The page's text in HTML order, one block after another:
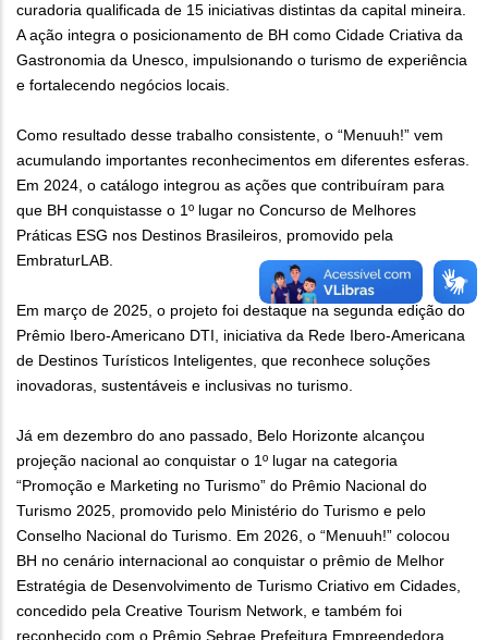
curadoria qualificada de 15 iniciativas distintas da capital mineira.
A ação integra o posicionamento de BH como Cidade Criativa da
Gastronomia da Unesco, impulsionando o turismo de experiência
e fortalecendo negócios locais.
Como resultado desse trabalho consistente, o “Menuuh!” vem
acumulando importantes reconhecimentos em diferentes esferas.
Em 2024, o catálogo integrou as ações que contribuíram para
que BH conquistasse o 1º lugar no Concurso de Melhores
Práticas ESG nos Destinos Brasileiros, promovido pela
EmbraturLAB.
Em março de 2025, o projeto foi destaque na segunda edição do
Prêmio Ibero-Americano DTI, iniciativa da Rede Ibero-Americana
de Destinos Turísticos Inteligentes, que reconhece soluções
inovadoras, sustentáveis e inclusivas no turismo.
Já em dezembro do ano passado, Belo Horizonte alcançou
projeção nacional ao conquistar o 1º lugar na categoria
“Promoção e Marketing no Turismo” do Prêmio Nacional do
Turismo 2025, promovido pelo Ministério do Turismo e pelo
Conselho Nacional do Turismo. Em 2026, o “Menuuh!” colocou
BH no cenário internacional ao conquistar o prêmio de Melhor
Estratégia de Desenvolvimento de Turismo Criativo em Cidades,
concedido pela Creative Tourism Network, e também foi
reconhecido com o Prêmio Sebrae Prefeitura Empreendedora,